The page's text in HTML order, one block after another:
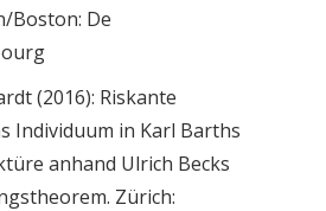
Boston: De
(2016): Riskante
Individuum in Karl Barths
anhand Ulrich Becks
Zürich: